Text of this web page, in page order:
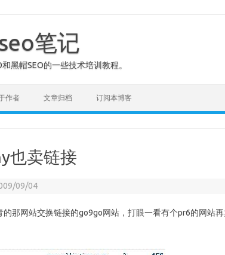
笔记
黑帽SEO的一些技术培训教程。
作者 文章归档 订阅本博客
也卖链接
09/04
的那网站交换链接的go9go网站，打眼一看有个pr6的网站